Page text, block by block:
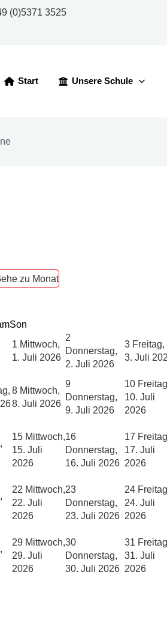
(0)5371 3525
Start Unsere Schule
zu Monat
Son
1 Mittwoch,
1. Juli 2026
2
Donnerstag,
2. Juli 2026
3 Freitag,
3. Juli
8 Mittwoch,
8. Juli 2026
9
Donnerstag,
9. Juli 2026
10
10. Juli
2026
15 Mittwoch,
15. Juli
2026
16
Donnerstag,
16. Juli 2026
17
17. Juli
2026
22 Mittwoch,
22. Juli
2026
23
Donnerstag,
23. Juli 2026
24
24. Juli
2026
29 Mittwoch,
29. Juli
2026
30
Donnerstag,
30. Juli 2026
31
31. Juli
2026